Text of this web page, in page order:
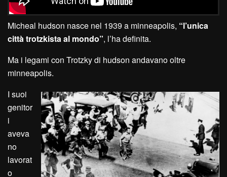
Micheal hudson nasce nel 1939 a minneapolis, “l’unica
città trotzkista al mondo”, l’ha definita.
Ma i legami con Trotzky di hudson andavano oltre
minneapolis.
I suoi
genitor
i
aveva
no
lavorat
o